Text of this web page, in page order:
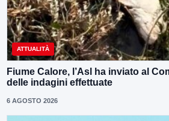
ATTUALITÀ
Fiume Calore, l’Asl ha inviato al
delle indagini effettuate
6 AGOSTO 2026